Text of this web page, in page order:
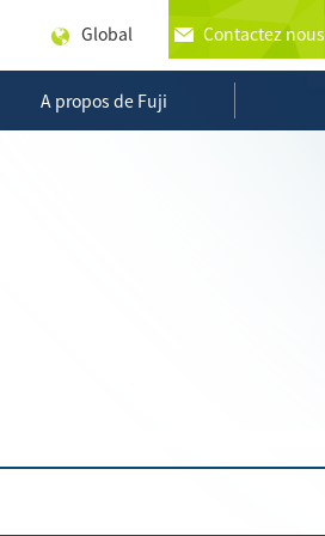
A propos de Fuji
Global Contactez nous